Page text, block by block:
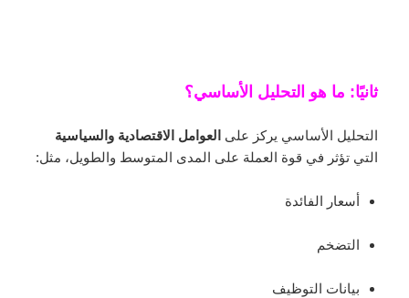
ثانيًا: ما هو التحليل الأساسي؟
التحليل الأساسي يركز على العوامل الاقتصادية والسياسية
التي تؤثر في قوة العملة على المدى المتوسط والطويل، مثل:
أسعار الفائدة
التضخم
بيانات التوظيف